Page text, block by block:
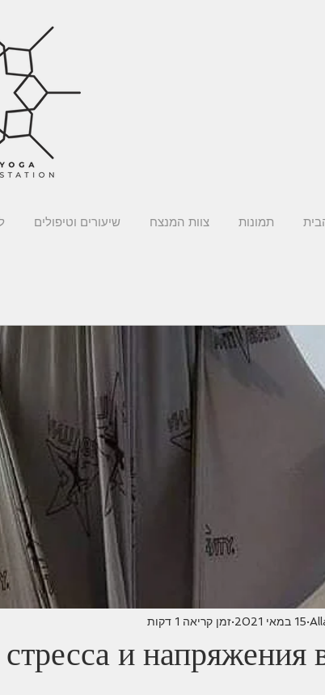
שיעורים וטיפולים צוות המנצח תמונות
и напряжения
15 במאי 2021 זמן קריאה 1 דקות